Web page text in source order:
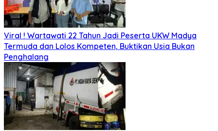
Viral ! Wartawati 22 Tahun Jadi Peserta UKW Madya
Termuda dan Lolos Kompeten, Buktikan Usia Bukan
Penghalang